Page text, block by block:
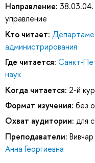
Направление: 38.03.04.
управление
Кто читает:
администрирования
Где читается: Санкт-
наук
Когда читается: 2-й
Формат изучения: без
Охват аудитории: для
Преподаватели:
Анна Георгиевна